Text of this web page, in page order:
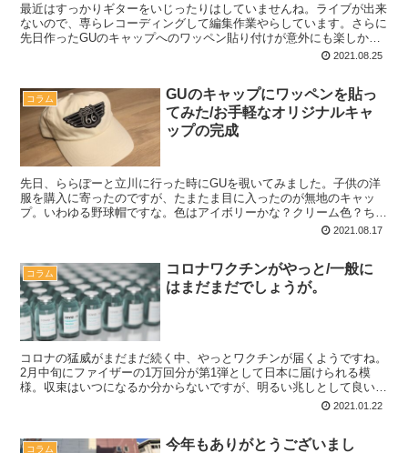
最近はすっかりギターをいじったりはしていませんね。ライブが出来
ないので、専らレコーディングして編集作業やらしています。さらに
先日作ったGUのキャップへのワッペン貼り付けが意外にも楽しかっ
たので、味を占めていくつか作ってみました。 キャップと...2021.08.25
コラム
GUのキャップにワッペンを貼っ
てみた/お手軽なオリジナルキャ
ップの完成
先日、ららぽーと立川に行った時にGUを覗いてみました。子供の洋
服を購入に寄ったのですが、たまたま目に入ったのが無地のキャッ
プ。いわゆる野球帽ですな。色はアイボリーかな？クリーム色？ちょ
っと黄色がかった白い帽子です。セールで500円台だったの...2021.08.17
コラム
コロナワクチンがやっと/一般に
はまだまだでしょうが。
コロナの猛威がまだまだ続く中、やっとワクチンが届くようですね。
2月中旬にファイザーの1万回分が第1弾として日本に届けられる模
様。収束はいつになるか分からないですが、明るい兆しとして良いニ
ュースですね。 優先接種 報道ですと「医療従事者や高齢...2021.01.22
コラム
今年もありがとうございまし